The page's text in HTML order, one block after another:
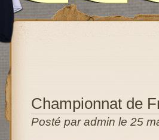
Championnat de
Posté par admin le 25